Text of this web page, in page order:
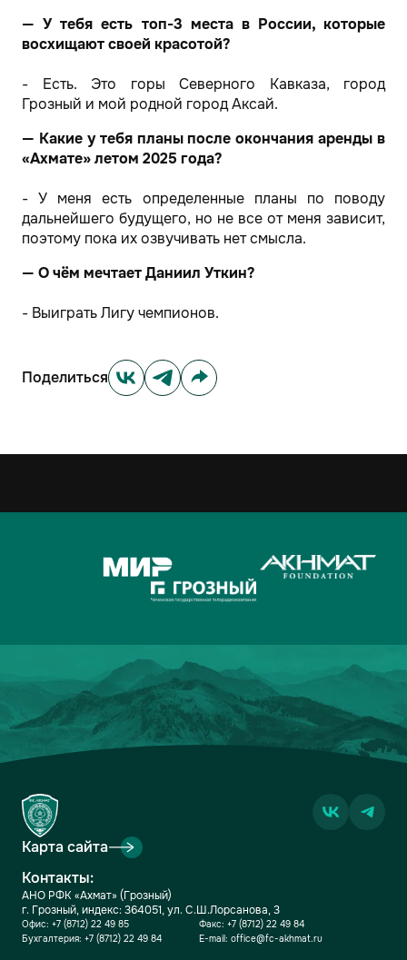
— У тебя есть топ-3 места в России, которые
восхищают своей красотой?
- Есть. Это горы Северного Кавказа, город
Грозный и мой родной город Аксай.
— Какие у тебя планы после окончания аренды в
«Ахмате» летом 2025 года?
- У меня есть определенные планы по поводу
дальнейшего будущего, но не все от меня зависит,
поэтому пока их озвучивать нет смысла.
— О чём мечтает Даниил Уткин?
- Выиграть Лигу чемпионов.
Поделиться
Карта сайта
Контакты:
АНО РФК «Ахмат» (Грозный)
г. Грозный, индекс: 364051, ул. С.Ш.Лорсанова, 3
Офис: +7 (8712) 22 49 85
Бухгалтерия: +7 (8712) 22 49 84
Факс: +7 (8712) 22 49 84
E-mail: office@fc-akhmat.ru